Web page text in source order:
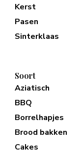
Kerst
Pasen
Sinterklaas
Soort
Aziatisch
BBQ
Borrelhapjes
Brood bakken
Cakes